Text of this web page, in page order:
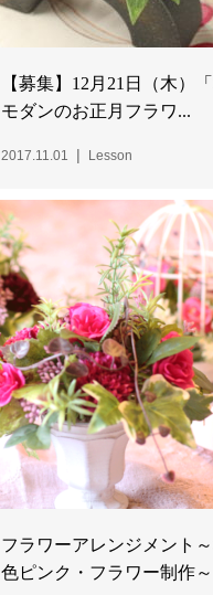
【募集】12月21日（木）
モダンのお正月フラワ...
2017.11.01 Lesson
フラワーアレンジメント
色ピンク・フラワー制作